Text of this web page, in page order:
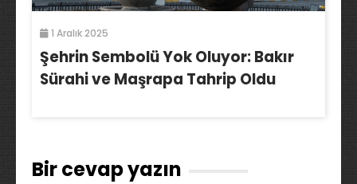
1 Aralık 2025
Şehrin Sembolü Yok Oluyor: Bakır
Sürahi ve Maşrapa Tahrip Oldu
Bir cevap yazın